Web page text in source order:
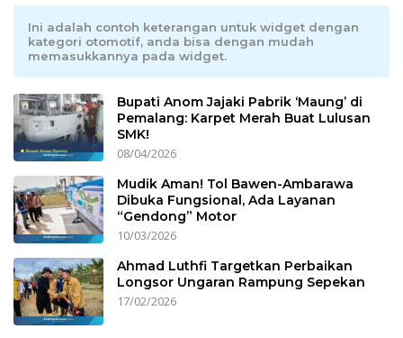
Ini adalah contoh keterangan untuk widget dengan
kategori otomotif, anda bisa dengan mudah
memasukkannya pada widget.
Bupati Anom Jajaki Pabrik ‘Maung’ di
Pemalang: Karpet Merah Buat Lulusan
SMK!
08/04/2026
Mudik Aman! Tol Bawen-Ambarawa
Dibuka Fungsional, Ada Layanan
“Gendong” Motor
10/03/2026
Ahmad Luthfi Targetkan Perbaikan
Longsor Ungaran Rampung Sepekan
17/02/2026